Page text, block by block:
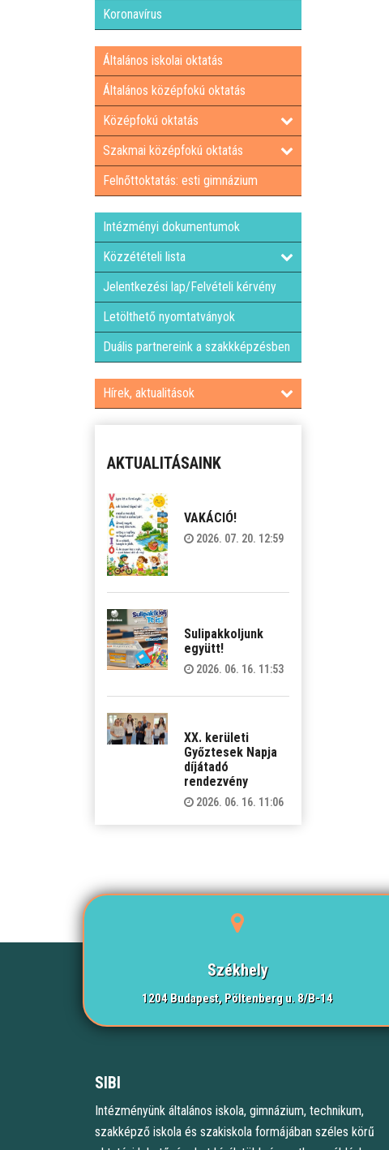
Koronavírus
Általános iskolai oktatás
Általános középfokú oktatás
Középfokú oktatás
Szakmai középfokú oktatás
Felnőttoktatás: esti gimnázium
Intézményi dokumentumok
Közzétételi lista
Jelentkezési lap/Felvételi kérvény
Letölthető nyomtatványok
Duális partnereink a szakkképzésben
Hírek, aktualitások
AKTUALITÁSAINK
VAKÁCIÓ!
2026. 07. 20. 12:59
Sulipakkoljunk
együtt!
2026. 06. 16. 11:53
XX. kerületi
Győztesek Napja
díjátadó
rendezvény
2026. 06. 16. 11:06
Székhely
1204 Budapest, Pöltenberg u. 8/B-14
SIBI
Intézményünk általános iskola, gimnázium, technikum,
szakképző iskola és szakiskola formájában széles körű